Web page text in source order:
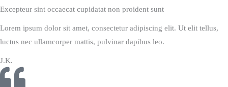
Excepteur sint occaecat cupidatat non proident sunt
Lorem ipsum dolor sit amet, consectetur adipiscing elit. Ut elit tellus,
luctus nec ullamcorper mattis, pulvinar dapibus leo.
J.K.